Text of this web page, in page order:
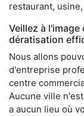
restaurant,
Veillez à
dératisation
Nous allons
d'entreprise
centre
Aucune ville
a aucun lieu où